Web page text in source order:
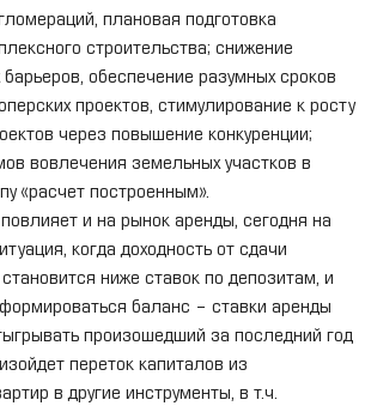
плановая подготовка
строительства; снижение
обеспечение разумных сроков
проектов, стимулирование к росту
через повышение конкуренции;
вовлечения земельных участков в
«расчет построенным».
и на рынок аренды, сегодня на
когда доходность от сдачи
ниже ставок по депозитам, и
баланс – ставки аренды
произошедший за последний год
переток капиталов из
в другие инструменты, в т.ч.